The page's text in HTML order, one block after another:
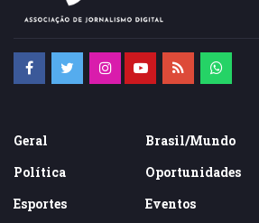
Geral
Política
Esportes
Brasil/Mundo
Oportunidades
Eventos